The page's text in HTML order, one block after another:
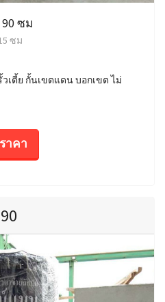
ซม
ซม
เตี้ย กั้นเขตแดน บอกเขต ไม่
าคา